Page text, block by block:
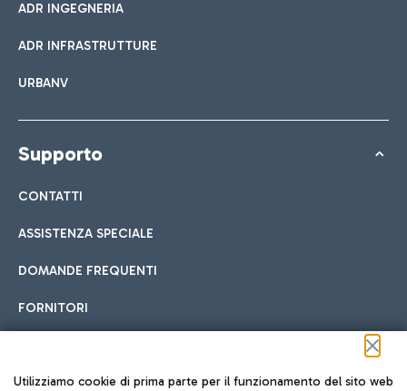
ADR INGEGNERIA
ADR INFRASTRUTTURE
URBANV
Supporto
CONTATTI
ASSISTENZA SPECIALE
DOMANDE FREQUENTI
FORNITORI
Seguici sui social
Utilizziamo cookie di prima parte per il funzionamento del sito web